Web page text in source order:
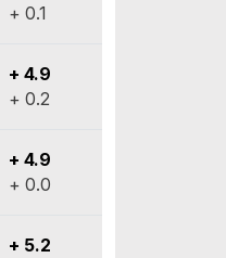
+ 0.1
+ 4.9
+ 0.2
+ 4.9
+ 0.0
+ 5.2